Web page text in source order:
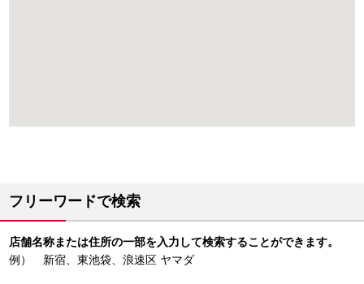
フリーワードで検索
店舗名称または住所の一部を入力して検索することができます。
例） 新宿、東池袋、浪速区 ヤマダ